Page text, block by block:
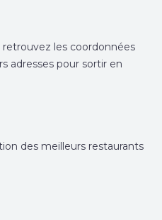
retrouvez les coordonnées
adresses pour sortir en
des meilleurs restaurants